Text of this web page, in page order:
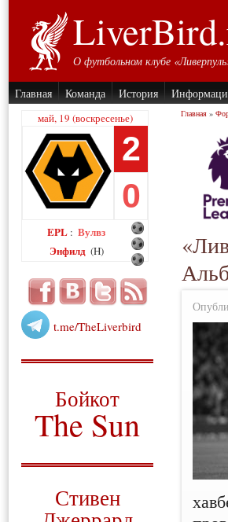
О футбольном клубе
Главная Команда История
май, 19 (воскресенье)
2
0
EPL : Вулвз
Энфилд (H)
t.me/TheLiverbird
Бойкот
The Sun
Стивен
Главная »